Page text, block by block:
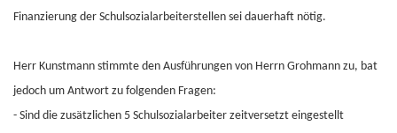
Finanzierung der Schulsozialarbeiterstellen sei dauerhaft nötig.
Herr Kunstmann stimmte den Ausführungen von Herrn Grohmann zu, bat
jedoch um Antwort zu folgenden Fragen:
- Sind die zusätzlichen 5 Schulsozialarbeiter zeitversetzt eingestellt